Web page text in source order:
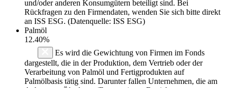
und/oder anderen Konsumgütern beteiligt sind. Bei
Rückfragen zu den Firmendaten, wenden Sie sich bitte direkt
an ISS ESG. (Datenquelle: ISS ESG)
Palmöl
12.40%
Es wird die Gewichtung von Firmen im Fonds
dargestellt, die in der Produktion, dem Vertrieb oder der
Verarbeitung von Palmöl und Fertigprodukten auf
Palmölbasis tätig sind. Darunter fallen Unternehmen, die am